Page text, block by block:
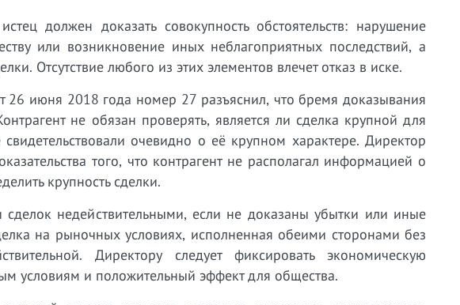
должен доказать совокупность обстоятельств: нарушение
или возникновение иных неблагоприятных последствий, а
Отсутствие любого из этих элементов влечет отказ в иске.
июня 2018 года номер 27 разъяснил, что бремя доказывания
не обязан проверять, является ли сделка крупной для
очевидно о её крупном характере. Директор
того, что контрагент не располагал информацией о
крупность сделки.
недействительными, если не доказаны убытки или иные
на рыночных условиях, исполненная обеими сторонами без
Директору следует фиксировать экономическую
условиям и положительный эффект для общества.